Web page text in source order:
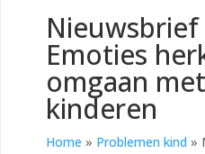
Emoties
omgaan
kinderen
Home » Problemen kind »